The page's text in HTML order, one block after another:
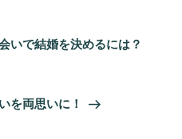
いで結婚を決めるには？
を両思いに！